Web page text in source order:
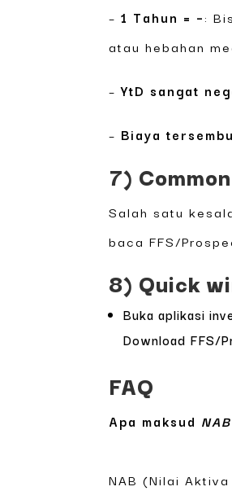
–1 Tahun = –:
atau hebahan
–YtD sangat
– Biaya
7)
Salah satu
baca FFS/
8) Quick
Buka aplikasi
Download FFS/
FAQ
Apa maksud NAB
NAB (Nilai